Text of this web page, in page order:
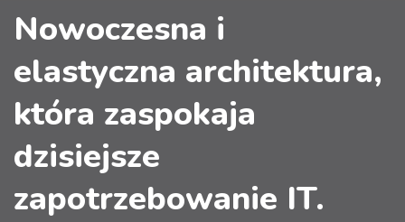
Nowoczesna i
elastyczna architektura,
która zaspokaja
dzisiejsze
zapotrzebowanie IT.